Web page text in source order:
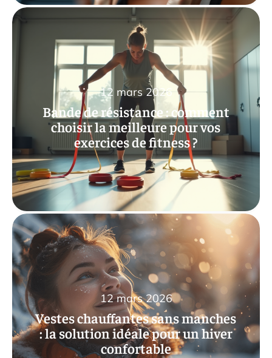
Bande de résistance : comment
choisir la meilleure pour vos
exercices de fitness ?
12 mars 2026
Vestes chauffantes sans manches
: la solution idéale pour un hiver
confortable
12 mars 2026